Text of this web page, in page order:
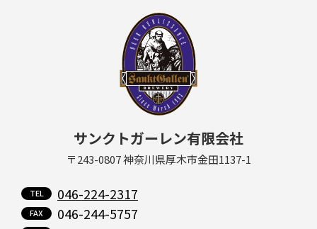
サンクトガーレン有限会社
〒243-0807 神奈川県厚木市金田1137-1
046-224-2317
046-244-5757